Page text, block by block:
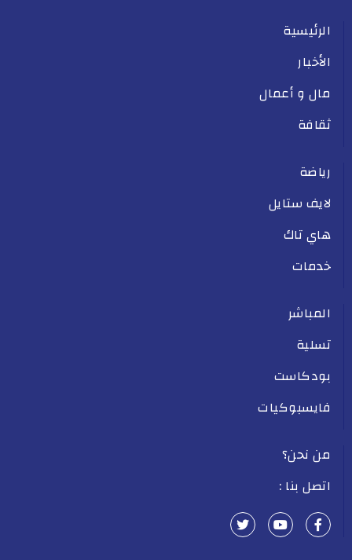
الرئيسية
الأخبار
مال و أعمال
ثقافة
رياضة
لايف ستايل
هاي تاك
خدمات
المباشر
تسلية
بودكاست
فايسبوكيات
من نحن؟
اتصل بنا :